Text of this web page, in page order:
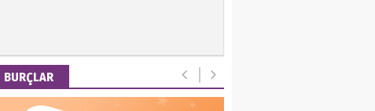
SONRASI YENİ
DÜZENİ
BURÇLAR